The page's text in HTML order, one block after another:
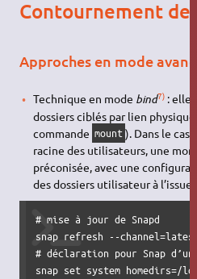
Contournement
Approches en mode avancé
Technique en mode bind7): elle
dossiers ciblés par lien physique
commande mount). Dans le cas
racine des utilisateurs, une
préconisée, avec une
des dossiers utilisateur à l’issue
# mise à jour de Snapd
snap refresh --channel=latest/
# déclaration pour Snap
snap set system homedirs=/